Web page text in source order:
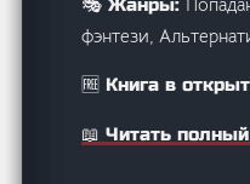
🎭 Жанры:
фэнтези,
🆓 Книга в
📖 Читать полный